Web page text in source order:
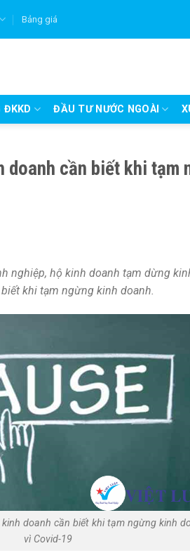
Bảng giá
ĐKKD ĐẦU TƯ NƯỚC NGOÀI
doanh cần biết khi tạm
nghiệp, hộ kinh doanh tạm dừng
khi tạm ngừng kinh doanh.
doanh cần biết khi tạm ngừng kinh
vì Covid-19